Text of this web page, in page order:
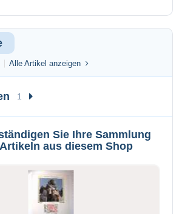
Alle Artikel anzeigen
1
Sie Ihre Sammlung
aus diesem Shop